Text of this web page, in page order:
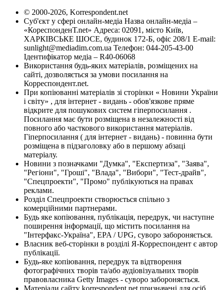
© 2000-2026, Korrespondent.net
Суб'єкт у сфері онлайн-медіа Назва онлайн-медіа –
«КореспонденТ.net» Адреса: 02091, місто Київ,
ХАРКІВСЬКЕ ШОСЕ, будинок 172-Б, офіс 208/1 E-mail:
sunlight@mediadim.com.ua Телефон: 044-205-43-00
Ідентифікатор медіа – R40-06068
Використання будь-яких матеріалів, розміщених на
сайті, дозволяється за умови посилання на
Корреспондент.net.
При копіюванні матеріалів зі сторінки « Новини України
і світу» , для інтернет - видань - обов'язкове пряме
відкрите для пошукових систем гіперпосилання .
Посилання має бути розміщена в незалежності від
повного або часткового використання матеріалів.
Гіперпосилання ( для інтернет - видань) - повинна бути
розміщена в підзаголовку або в першому абзаці
матеріалу.
Новини з позначками "Думка", "Експертиза", "Заява",
"Регіони", "Гроші", "Влада", "Вибори", "Тест-драйв",
"Спецпроекти", "Промо" публікуються на правах
реклами.
Розділ Спецпроекти створюється спільно з
комерційними партнерами.
Будь яке копіювання, публікація, передрук, чи наступне
поширення інформації, що містить посилання на
"Інтерфакс-Україна", EPA / UPG, суворо забороняється.
Власник веб-сторінки в розділі Я-Корреспондент є автор
публікації.
Будь-яке копіювання, передрук та відтворення
фотографічних творів та/або аудіовізуальних творів
правовласника Getty Images - суворо забороняється.
Матеріали сайту korrespondent.net призначені для осіб